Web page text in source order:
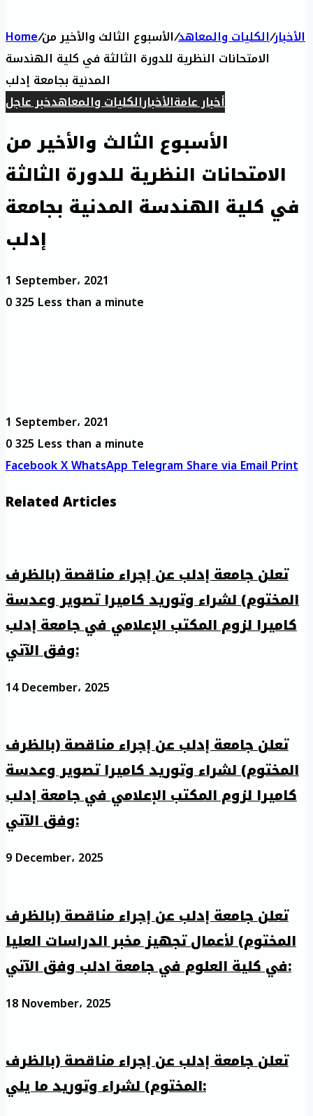
Home/ الأخبار/الكليات والمعاهد/الأسبوع الثالث والأخير من
الامتحانات النظرية للدورة الثالثة في كلية الهندسة
المدنية بجامعة إدلب
أخبار عامةالأخبارالكليات والمعاهدخبر عاجل
الأسبوع الثالث والأخير من
الامتحانات النظرية للدورة الثالثة
في كلية الهندسة المدنية بجامعة
إدلب
1 September، 2021
0325 Less than a minute
1 September، 2021
0325 Less than a minute
FacebookXWhatsAppTelegramShare via EmailPrint
Related Articles
تعلن جامعة إدلب عن إجراء مناقصة (بالظرف
المختوم) لشراء وتوريد كاميرا تصوير وعدسة
كاميرا لزوم المكتب الإعلامي في جامعة إدلب
وفق الآتي:
14 December، 2025
تعلن جامعة إدلب عن إجراء مناقصة (بالظرف
المختوم) لشراء وتوريد كاميرا تصوير وعدسة
كاميرا لزوم المكتب الإعلامي في جامعة إدلب
وفق الآتي:
9 December، 2025
تعلن جامعة إدلب عن إجراء مناقصة (بالظرف
المختوم) لأعمال تجهيز مخبر الدراسات العليا
في كلية العلوم في جامعة ادلب وفق الآتي:
18 November، 2025
تعلن جامعة إدلب عن إجراء مناقصة (بالظرف
المختوم) لشراء وتوريد ما يلي: